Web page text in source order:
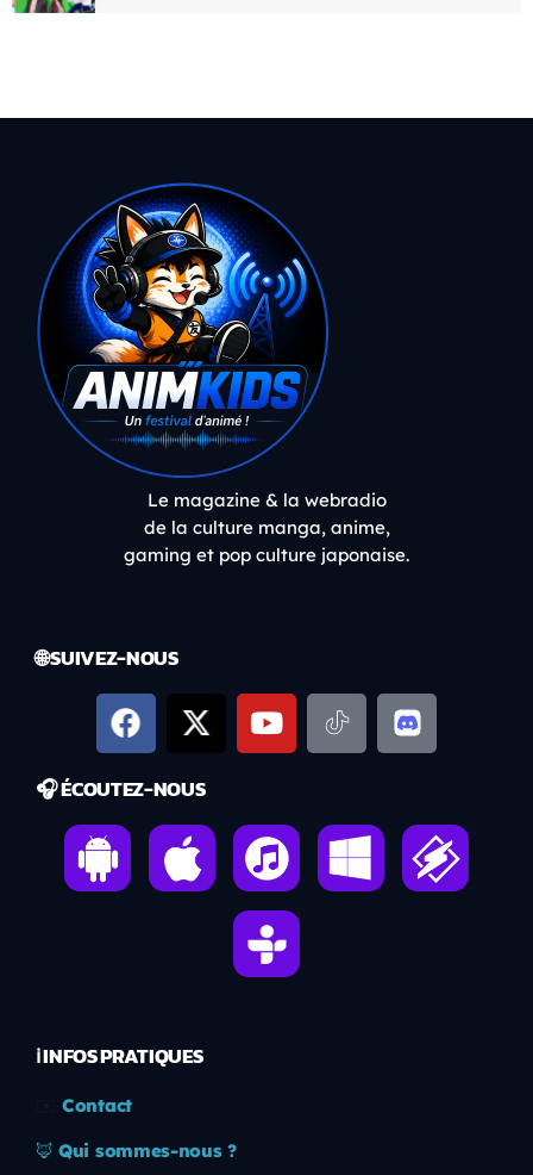
Le magazine & la webradio
de la culture manga, anime,
gaming et pop culture japonaise.
🌐 SUIVEZ-NOUS
🎧 ÉCOUTEZ-NOUS
ℹ️ INFOS PRATIQUES
Contact
🦊 Qui sommes-nous ?